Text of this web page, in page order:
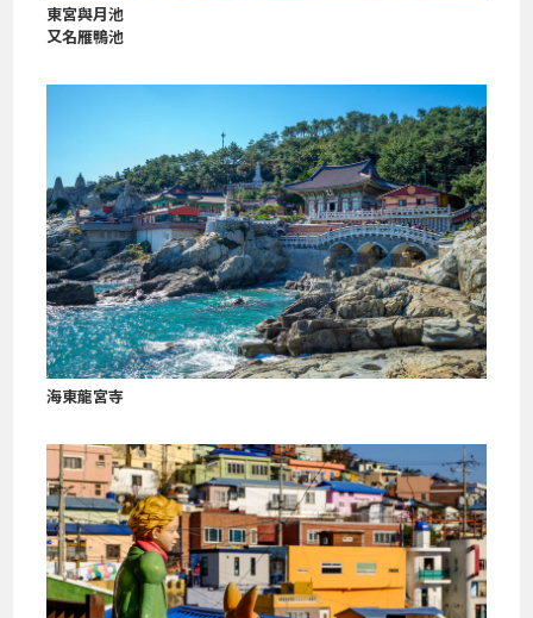
東宮與月池
又名雁鴨池
海東龍宮寺